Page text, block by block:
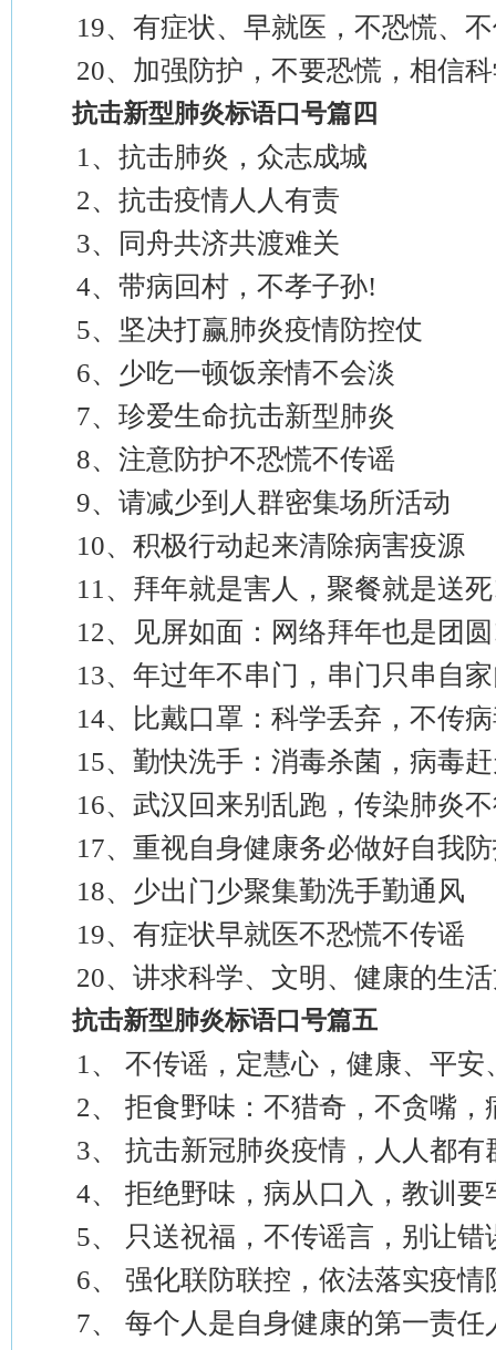
19、有症状、早就医，不恐慌、不
20、加强防护，不要恐慌，相信科
抗击新型肺炎标语口号篇四
1、抗击肺炎，众志成城
2、抗击疫情人人有责
3、同舟共济共渡难关
4、带病回村，不孝子孙!
5、坚决打赢肺炎疫情防控仗
6、少吃一顿饭亲情不会淡
7、珍爱生命抗击新型肺炎
8、注意防护不恐慌不传谣
9、请减少到人群密集场所活动
10、积极行动起来清除病害疫源
11、拜年就是害人，聚餐就是送
12、见屏如面：网络拜年也是团
13、年过年不串门，串门只串自
14、比戴口罩：科学丢弃，不传
15、勤快洗手：消毒杀菌，病毒
16、武汉回来别乱跑，传染肺炎不
17、重视自身健康务必做好自我防
18、少出门少聚集勤洗手勤通风
19、有症状早就医不恐慌不传谣
20、讲求科学、文明、健康的生活
抗击新型肺炎标语口号篇五
1、 不传谣，定慧心，健康、平安
2、 拒食野味：不猎奇，不贪嘴，
3、 抗击新冠肺炎疫情，人人都有
4、 拒绝野味，病从口入，教训要
5、 只送祝福，不传谣言，别让错
6、 强化联防联控，依法落实疫情
7、 每个人是自身健康的第一责任